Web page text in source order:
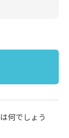
何でしょう